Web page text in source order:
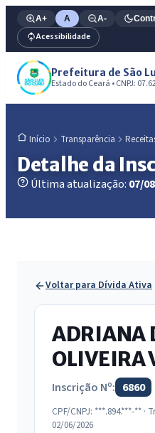
A+ A A-
Acessibilidade
Prefeitura de São
Estado do Ceará • CNPJ:
Início Transparência
Detalhe da
Última atualização: 07/
Voltar para Dívida Ativa
ADRIANA
OLIVEIRA
Inscrição Nº: 6860
CPF/CNPJ: ***.894.***-** ·
02/06/2026